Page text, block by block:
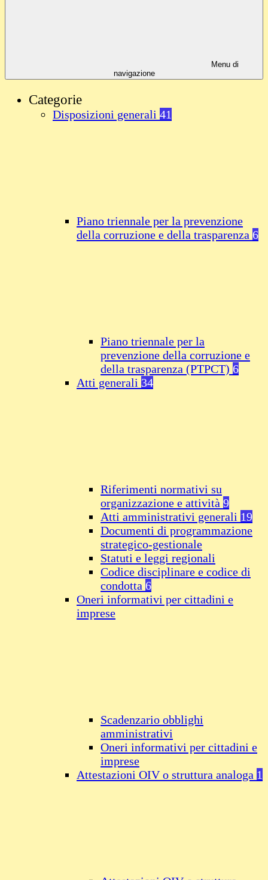
Menu di
navigazione
Categorie
Disposizioni generali 41
Piano triennale per la prevenzione
della corruzione e della trasparenza 6
Piano triennale per la
prevenzione della corruzione e
della trasparenza (PTPCT) 6
Atti generali 34
Riferimenti normativi su
organizzazione e attività 9
Atti amministrativi generali 19
Documenti di programmazione
strategico-gestionale
Statuti e leggi regionali
Codice disciplinare e codice di
condotta 6
Oneri informativi per cittadini e
imprese
Scadenzario obblighi
amministrativi
Oneri informativi per cittadini e
imprese
Attestazioni OIV o struttura analoga 1